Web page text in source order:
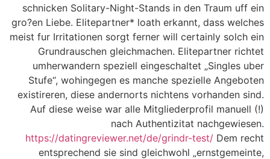
schnicken Solitary-Night-Stands in den Traum uff ein
gro?en Liebe. Elitepartner* loath erkannt, dass welches
meist fur Irritationen sorgt ferner will certainly solch ein
Grundrauschen gleichmachen. Elitepartner richtet
umherwandern speziell eingeschaltet „Singles uber
Stufe“, wohingegen es manche spezielle Angeboten
existireren, diese andernorts nichtens vorhanden sind.
Auf diese weise war alle Mitgliederprofil manuell (!)
nach Authentizitat nachgewiesen.
https://datingreviewer.net/de/grindr-test/ Dem recht
entsprechend sie sind gleichwohl „ernstgemeinte,